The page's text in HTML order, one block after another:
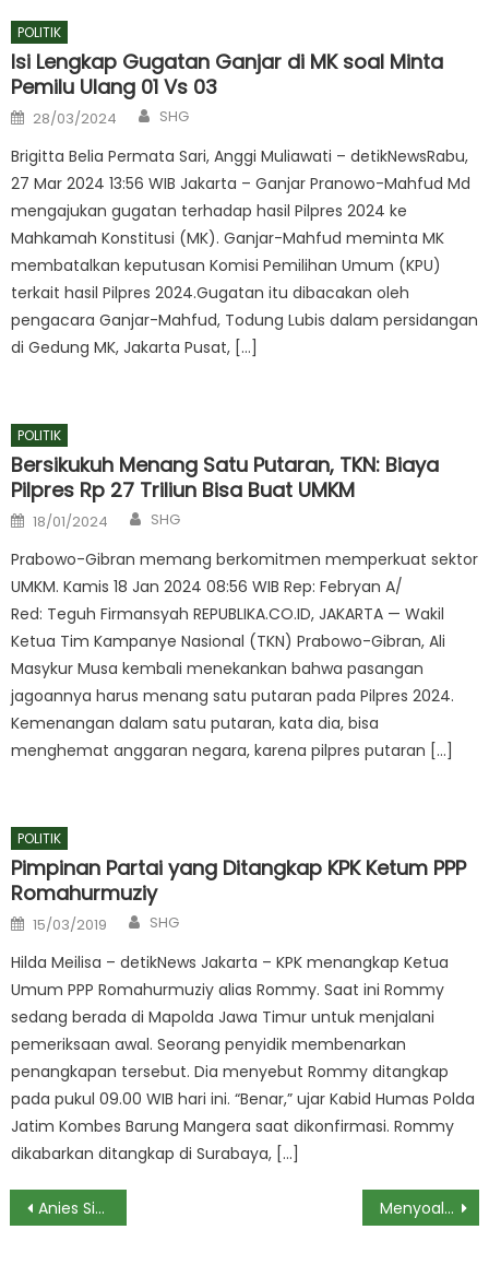
POLITIK
Isi Lengkap Gugatan Ganjar di MK soal Minta
Pemilu Ulang 01 Vs 03
Posted
on
28/03/2024 Author
SHG
Brigitta Belia Permata Sari, Anggi Muliawati – detikNewsRabu,
27 Mar 2024 13:56 WIB Jakarta – Ganjar Pranowo-Mahfud Md
mengajukan gugatan terhadap hasil Pilpres 2024 ke
Mahkamah Konstitusi (MK). Ganjar-Mahfud meminta MK
membatalkan keputusan Komisi Pemilihan Umum (KPU)
terkait hasil Pilpres 2024.Gugatan itu dibacakan oleh
pengacara Ganjar-Mahfud, Todung Lubis dalam persidangan
di Gedung MK, Jakarta Pusat, […]
POLITIK
Bersikukuh Menang Satu Putaran, TKN: Biaya
Pilpres Rp 27 Triliun Bisa Buat UMKM
Posted
on
18/01/2024 Author
SHG
Prabowo-Gibran memang berkomitmen memperkuat sektor
UMKM. Kamis 18 Jan 2024 08:56 WIB Rep: Febryan A/
Red: Teguh Firmansyah REPUBLIKA.CO.ID, JAKARTA — Wakil
Ketua Tim Kampanye Nasional (TKN) Prabowo-Gibran, Ali
Masykur Musa kembali menekankan bahwa pasangan
jagoannya harus menang satu putaran pada Pilpres 2024.
Kemenangan dalam satu putaran, kata dia, bisa
menghemat anggaran negara, karena pilpres putaran […]
POLITIK
Pimpinan Partai yang Ditangkap KPK Ketum PPP
Romahurmuziy
Posted
on
15/03/2019 Author
SHG
Hilda Meilisa – detikNews Jakarta – KPK menangkap Ketua
Umum PPP Romahurmuziy alias Rommy. Saat ini Rommy
sedang berada di Mapolda Jawa Timur untuk menjalani
pemeriksaan awal. Seorang penyidik membenarkan
penangkapan tersebut. Dia menyebut Rommy ditangkap
pada pukul 09.00 WIB hari ini. “Benar,” ujar Kabid Humas Polda
Jatim Kombes Barung Mangera saat dikonfirmasi. Rommy
dikabarkan ditangkap di Surabaya, […]
Post
Anies Singgung Etika: Pemimpin Harus Punya Stabilitas Emosi Menyoal Sakit Jantung, Pemicu Chef Haryo Meninggal Pasca Ngeluh Menggigil